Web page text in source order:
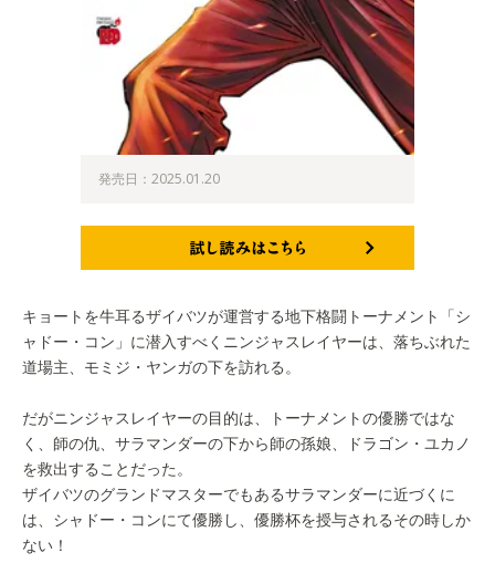
発売日：2025.01.20
キョートを牛耳るザイバツが運営する地下格闘トーナメント「シ
ャドー・コン」に潜入すべくニンジャスレイヤーは、落ちぶれた
道場主、モミジ・ヤンガの下を訪れる。
だがニンジャスレイヤーの目的は、トーナメントの優勝ではな
く、師の仇、サラマンダーの下から師の孫娘、ドラゴン・ユカノ
を救出することだった。
ザイバツのグランドマスターでもあるサラマンダーに近づくに
は、シャドー・コンにて優勝し、優勝杯を授与されるその時しか
ない！